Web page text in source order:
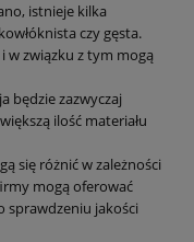
istnieje kilka
czy gęsta.
w związku z tym mogą
będzie zazwyczaj
ilość materiału
się różnić w zależności
mogą oferować
sprawdzeniu jakości